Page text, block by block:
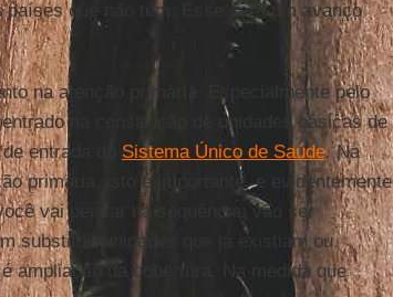
países que não têm. Esse será um avanço
na atenção primária. Especialmente pelo
na construção de unidades básicas de
entrada do Sistema Único de Saúde. Na
primária, isto é importante, e evidentemente
vai pensar na sequência: vão ser
substituir unidades que já existiam ou
ampliação da cobertura. Na medida que